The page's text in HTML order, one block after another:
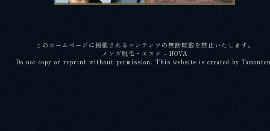
このホームページに掲載されるコンテンツの無断転載を禁止いたします。
メンズ脱毛・エステ - NOVA
Do not copy or reprint without permission. This website is created by